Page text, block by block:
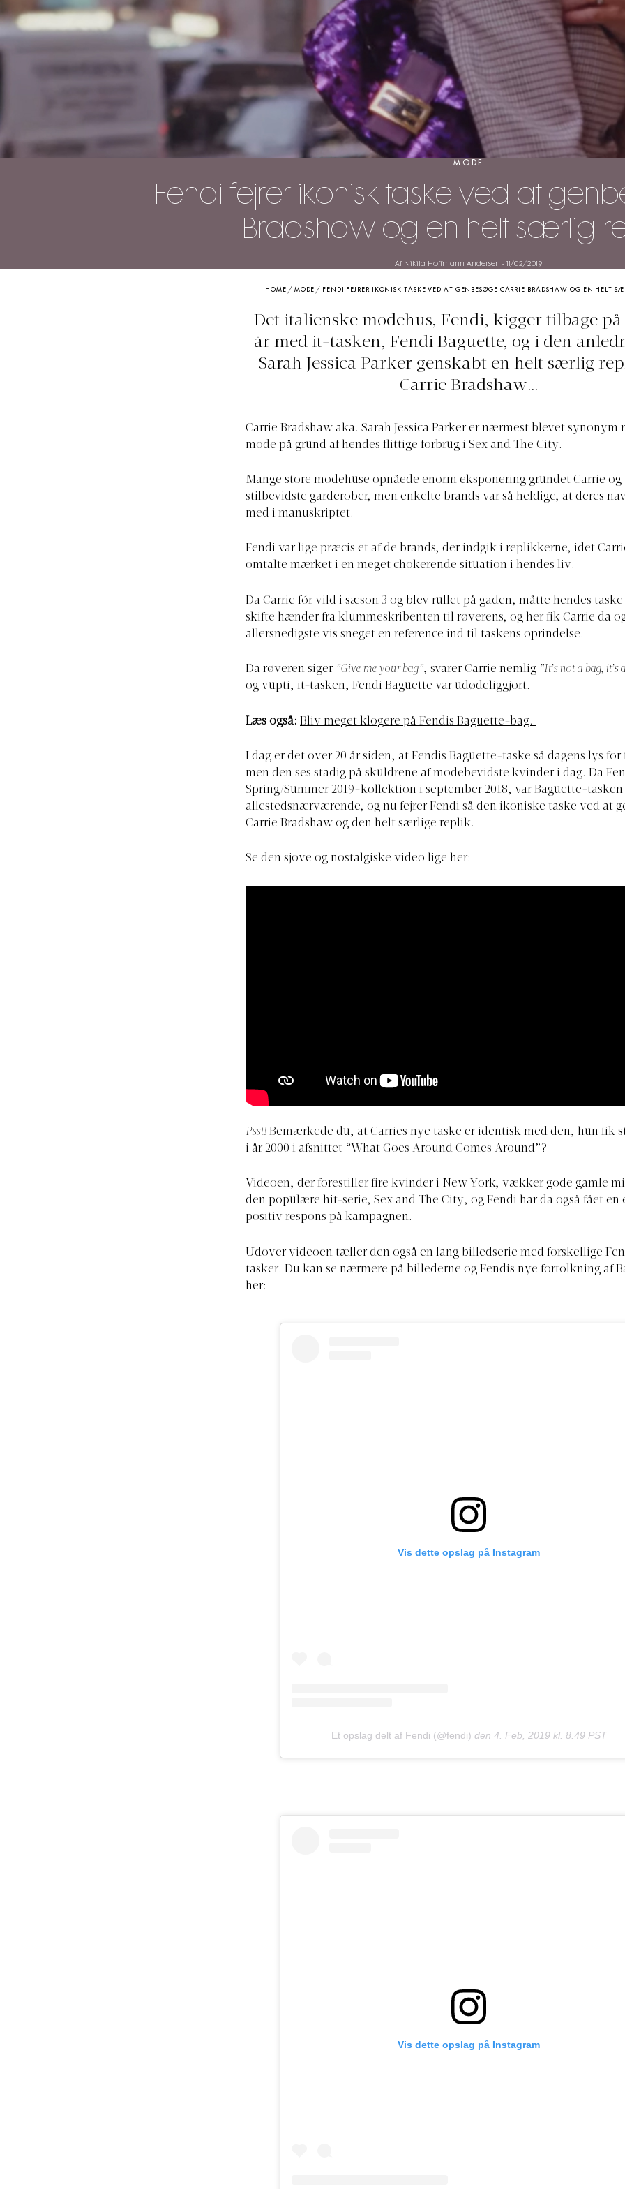
MODE
Fendi fejrer ikonisk taske ved at
Bradshaw og en helt særlig
Af Nikita Hoffmann Andersen - 11/02/2019
HOME / MODE / FENDI FEJRER IKONISK TASKE VED AT GENBESØGE CARRIE BRADSHAW OG EN HELT
Det italienske modehus, Fendi, kigger tilbage på
år med it-tasken, Fendi Baguette, og i den
Sarah Jessica Parker genskabt en helt særlig
Carrie Bradshaw…
Carrie Bradshaw aka. Sarah Jessica Parker er nærmest blevet synonym
mode på grund af hendes flittige forbrug i Sex and The City.
Mange store modehuse opnåede enorm eksponering grundet Carrie og
stilbevidste garderober, men enkelte brands var så heldige, at deres
med i manuskriptet.
Fendi var lige præcis et af de brands, der indgik i replikkerne, idet
omtalte mærket i en meget chokerende situation i hendes liv.
Da Carrie fór vild i sæson 3 og blev rullet på gaden, måtte hendes
skifte hænder fra klummeskribenten til røverens, og her fik Carrie da
allersnedigste vis sneget en reference ind til taskens oprindelse.
Da røveren siger ”Give me your bag”, svarer Carrie nemlig ”It’s not a bag, it’s
og vupti, it-tasken, Fendi Baguette var udødeliggjort.
Læs også: Bliv meget klogere på Fendis Baguette-bag.
I dag er det over 20 år siden, at Fendis Baguette-taske så dagens lys for
men den ses stadig på skuldrene af modebevidste kvinder i dag. Da
Spring/Summer 2019-kollektion i september 2018, var Baguette-tasken
allestedsnærværende, og nu fejrer Fendi så den ikoniske taske ved at
Carrie Bradshaw og den helt særlige replik.
Se den sjove og nostalgiske video lige her:
Psst! Bemærkede du, at Carries nye taske er identisk med den, hun fik
i år 2000 i afsnittet “What Goes Around Comes Around”?
Videoen, der forestiller fire kvinder i New York, vækker gode gamle
den populære hit-serie, Sex and The City, og Fendi har da også fået en
positiv respons på kampagnen.
Udover videoen tæller den også en lang billedserie med forskellige
tasker. Du kan se nærmere på billederne og Fendis nye fortolkning af
her:
Vis dette opslag på Instagram
Et opslag delt af Fendi (@fendi) den 4. Feb, 2019 kl. 8.49 PST
Vis dette opslag på Instagram